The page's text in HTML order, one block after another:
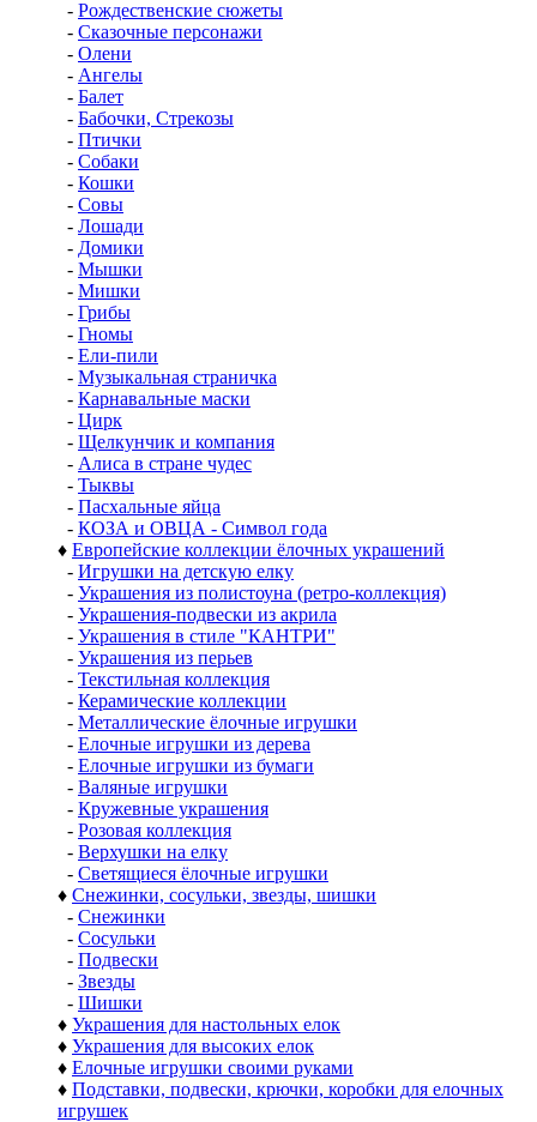
- Рождественские сюжеты
- Сказочные персонажи
- Олени
- Ангелы
- Балет
- Бабочки, Стрекозы
- Птички
- Собаки
- Кошки
- Совы
- Лошади
- Домики
- Мышки
- Мишки
- Грибы
- Гномы
- Ели-пили
- Музыкальная страничка
- Карнавальные маски
- Цирк
- Щелкунчик и компания
- Алиса в стране чудес
- Тыквы
- Пасхальные яйца
- КОЗА и ОВЦА - Символ года
♦ Европейские коллекции ёлочных украшений
- Игрушки на детскую елку
- Украшения из полистоуна (ретро-коллекция)
- Украшения-подвески из акрила
- Украшения в стиле "КАНТРИ"
- Украшения из перьев
- Текстильная коллекция
- Керамические коллекции
- Металлические ёлочные игрушки
- Елочные игрушки из дерева
- Елочные игрушки из бумаги
- Валяные игрушки
- Кружевные украшения
- Розовая коллекция
- Верхушки на елку
- Светящиеся ёлочные игрушки
♦ Снежинки, сосульки, звезды, шишки
- Снежинки
- Сосульки
- Подвески
- Звезды
- Шишки
♦ Украшения для настольных елок
♦ Украшения для высоких елок
♦ Елочные игрушки своими руками
♦ Подставки, подвески, крючки, коробки для елочных
игрушек